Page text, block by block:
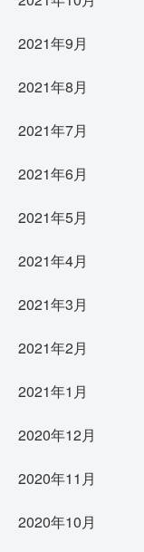
2021年9月
2021年8月
2021年7月
2021年6月
2021年5月
2021年4月
2021年3月
2021年2月
2021年1月
2020年12月
2020年11月
2020年10月